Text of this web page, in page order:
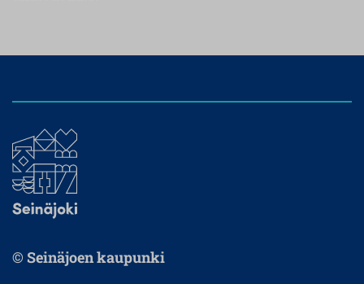
© Seinäjoen kaupunki